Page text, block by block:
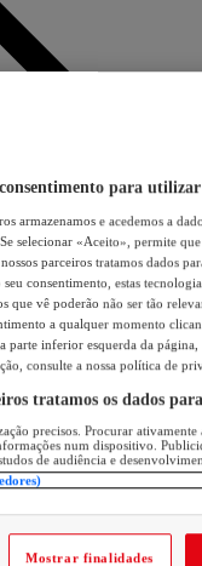
para utilizar
armazenamos e acedemos a
selecionar «Aceito», permite
parceiros tratamos dados
consentimento, estas
que vê poderão não ser tão
a qualquer momento
parte inferior esquerda da página,
consulte a nossa política de
tratamos os dados
precisos. Procurar
num dispositivo.
de audiência e
Mostrar finalidades